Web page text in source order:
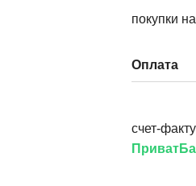
покупки
Оплата
счет-